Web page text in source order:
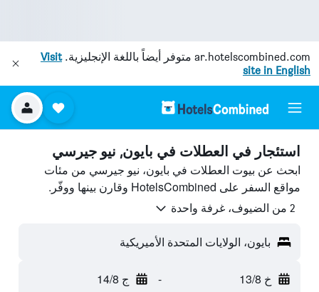
ar.hotelscombined.com متوفر أيضاً باللغة الإنجليزية.Visit
site in English
استئجار في العطلات في بايون, نيو جيرسي
ابحث عن بيوت العطلات في بايون، نيو جيرسي من مئات
مواقع السفر على HotelsCombined وقارن بينها ووفّر.
2 من الضيوف، غرفة واحدة
بايون، الولايات المتحدة الأميريكية
خ 13/8 - ج 14/8